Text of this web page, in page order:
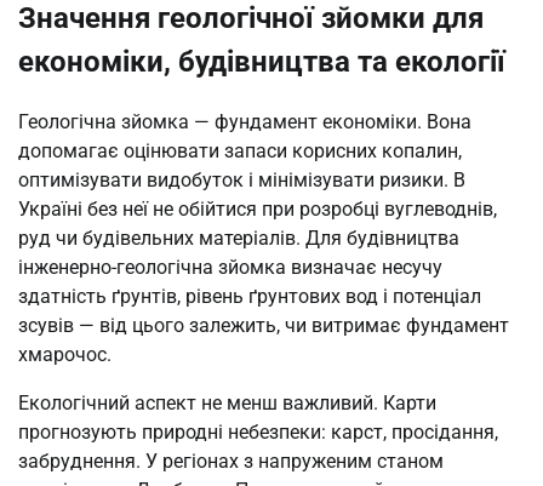
Значення геологічної зйомки для
економіки, будівництва та екології
Геологічна зйомка — фундамент економіки. Вона
допомагає оцінювати запаси корисних копалин,
оптимізувати видобуток і мінімізувати ризики. В
Україні без неї не обійтися при розробці вуглеводнів,
руд чи будівельних матеріалів. Для будівництва
інженерно-геологічна зйомка визначає несучу
здатність ґрунтів, рівень ґрунтових вод і потенціал
зсувів — від цього залежить, чи витримає фундамент
хмарочос.
Екологічний аспект не менш важливий. Карти
прогнозують природні небезпеки: карст, просідання,
забруднення. У регіонах з напруженим станом